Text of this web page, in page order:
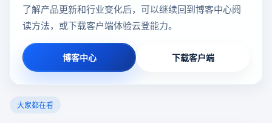
了解产品更新和行业变化后，可以继续回到博客中心阅
读方法，或下载客户端体验云登能力。
博客中心 下载客户端
大家都在看